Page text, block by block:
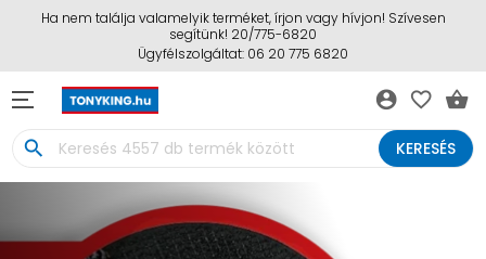
Ha nem találja valamelyik terméket, írjon vagy hívjon! Szívesen
segítünk! 20/775-6820
Ügyfélszolgáltat: 06 20 775 6820
account_circle favorite_border shopping_basket
search KERESÉS